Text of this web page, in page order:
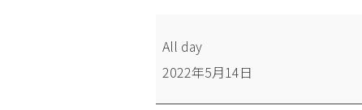
ベ
ン
All day
2022年5月14日